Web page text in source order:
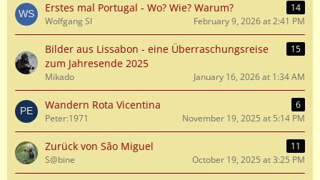
Erstes mal Portugal - Wo? Wie? Warum?
14
Wolfgang SI
February 9, 2026 at 2:41 PM
Bilder aus Lissabon - eine Überraschungsreise
zum Jahresende 2025
15
Mikado January 16, 2026 at 1:34 AM
Wandern Rota Vicentina
6
Peter:1971
November 19, 2025 at 5:14 PM
Zurück von São Miguel
11
S@bine
October 19, 2025 at 3:25 PM